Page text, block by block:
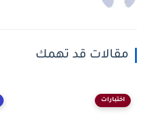
مقالات قد تهمك
اختبارات